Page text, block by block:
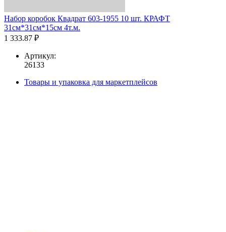
Набор коробок Квадрат 603-1955 10 шт. КРАФТ
31см*31см*15см 4т.м.
1 333.87 ₽
Артикул:
26133
Товары и упаковка для маркетплейсов